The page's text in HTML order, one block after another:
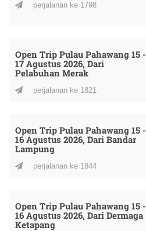
perjalanan ke 1798
Open Trip Pulau Pahawang 15 -
17 Agustus 2026, Dari
Pelabuhan Merak
perjalanan ke 1821
Open Trip Pulau Pahawang 15 -
16 Agustus 2026, Dari Bandar
Lampung
perjalanan ke 1844
Open Trip Pulau Pahawang 15 -
16 Agustus 2026, Dari Dermaga
Ketapang